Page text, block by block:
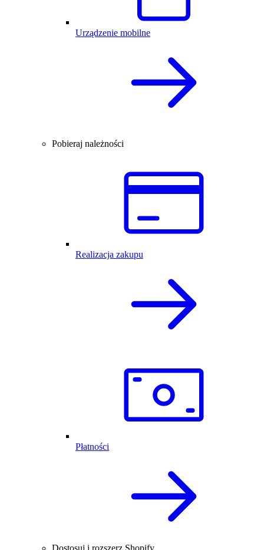
Urządzenie mobilne
Pobieraj należności
Realizacja zakupu
Płatności
Dostosuj i rozszerz Shopify